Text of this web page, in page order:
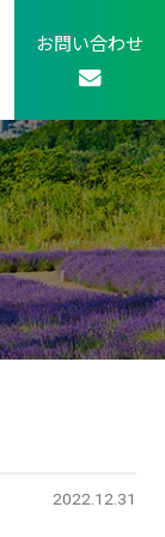
お問い合わせ
2022.12.31